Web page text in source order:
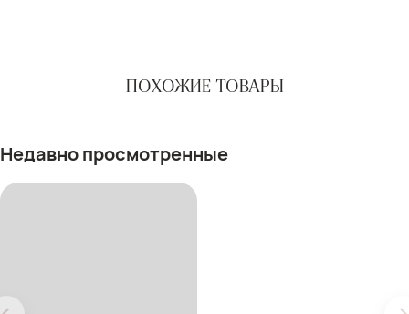
ПОХОЖИЕ ТОВАРЫ
Недавно просмотренные